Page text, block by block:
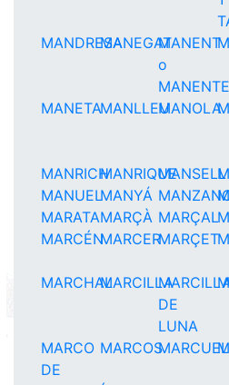
MANDRESAMANEGATMANENT
o
MANENTE
MANETAMANLLEUMANOLA
MANRICHMANRIQUEMANSELL
MANUELMANYÁ
MARATAMARÇÀ MARÇAL
MARCÉNMARCERMARÇET
MARCHALMARCILLA
DE
LUNA
MARCO
DE
MARCOS